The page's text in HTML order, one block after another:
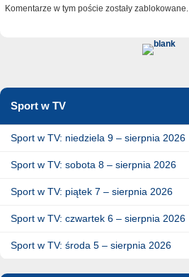
Komentarze w tym poście zostały zablokowane.
Sport w TV
Sport w TV: niedziela 9 – sierpnia 2026
Sport w TV: sobota 8 – sierpnia 2026
Sport w TV: piątek 7 – sierpnia 2026
Sport w TV: czwartek 6 – sierpnia 2026
Sport w TV: środa 5 – sierpnia 2026